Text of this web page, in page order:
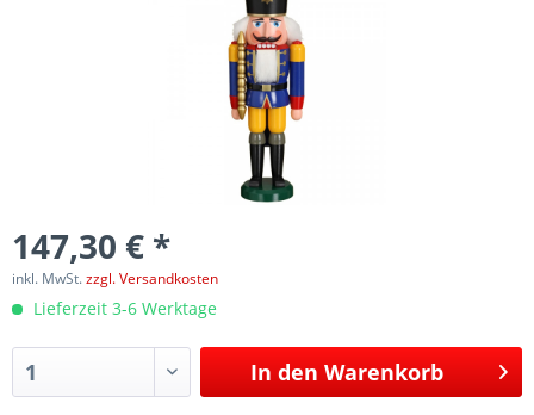
147,30 € *
inkl. MwSt.zzgl. Versandkosten
Lieferzeit 3-6 Werktage
In den Warenkorb